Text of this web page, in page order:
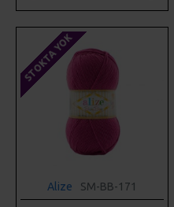
STOKTA YOK
Alize SM-BB-171